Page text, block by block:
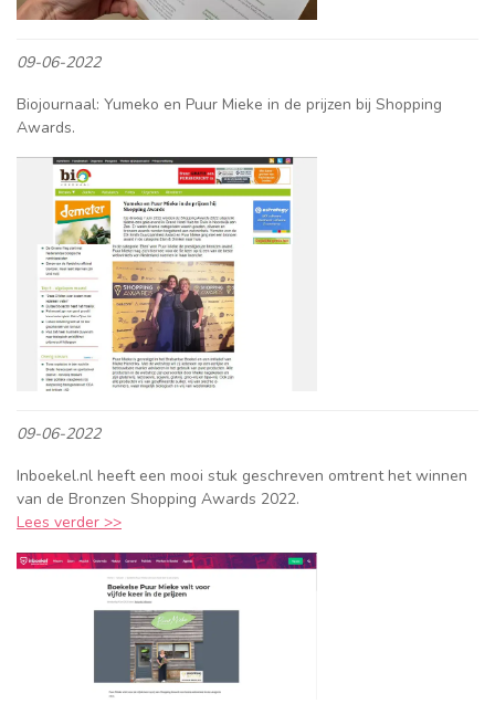
09-06-2022
Biojournaal: Yumeko en Puur Mieke in de prijzen bij Shopping
Awards.
09-06-2022
Inboekel.nl heeft een mooi stuk geschreven omtrent het winnen
van de Bronzen Shopping Awards 2022.
Lees verder >>